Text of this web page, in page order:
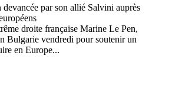
droite française Marine Le Pen,
Bulgarie vendredi pour soutenir un
en Europe...